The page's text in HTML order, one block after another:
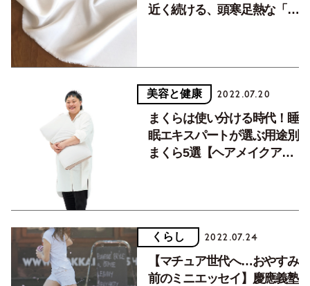
近く続ける、頭寒足熱な「冷
美容と健康 2022.07.20
まくらは使い分ける時代！睡
眠エキスパートが選ぶ用途別
まくら5選【ヘアメイクアッ
くらし 2022.07.24
【マチュア世代へ…おやすみ
前のミニエッセイ】慶應義塾